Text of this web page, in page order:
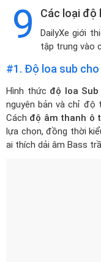
9 Các loại độ
DailyXe giới
tập trung vào
#1. Độ loa sub
Hình thức độ loa Sub
nguyên bản và chỉ độ
Cách độ âm thanh ô
lựa chọn, đồng thời
ai thích dải âm Bass